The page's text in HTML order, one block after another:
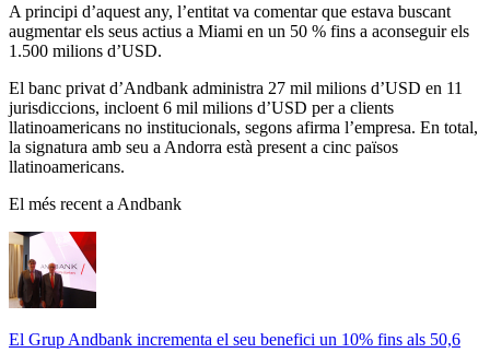
A principi d’aquest any, l’entitat va comentar que estava buscant
augmentar els seus actius a Miami en un 50 % fins a aconseguir els
1.500 milions d’USD.
El banc privat d’Andbank administra 27 mil milions d’USD en 11
jurisdiccions, incloent 6 mil milions d’USD per a clients
llatinoamericans no institucionals, segons afirma l’empresa. En total,
la signatura amb seu a Andorra està present a cinc països
llatinoamericans.
El més recent a Andbank
El Grup Andbank incrementa el seu benefici un 10% fins als 50,6